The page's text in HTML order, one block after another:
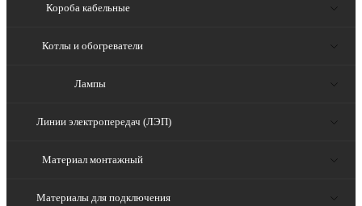
Короба кабельные
Котлы и обогреватели
Лампы
Линии электропередач (ЛЭП)
Материал монтажный
Материалы для подключения